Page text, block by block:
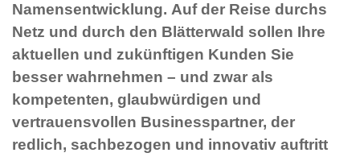
Namensentwicklung. Auf der Reise durchs
Netz und durch den Blätterwald sollen Ihre
aktuellen und zukünftigen Kunden Sie
besser wahrnehmen – und zwar als
kompetenten, glaubwürdigen und
vertrauensvollen Businesspartner, der
redlich, sachbezogen und innovativ auftritt